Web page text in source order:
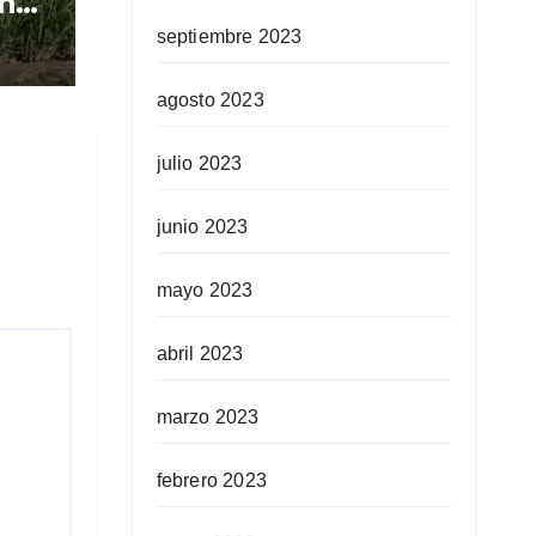
septiembre 2023
agosto 2023
julio 2023
junio 2023
mayo 2023
abril 2023
marzo 2023
febrero 2023